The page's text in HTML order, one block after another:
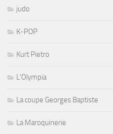
judo
K-POP
Kurt Pietro
L'Olympia
La coupe Georges Baptiste
La Maroquinerie